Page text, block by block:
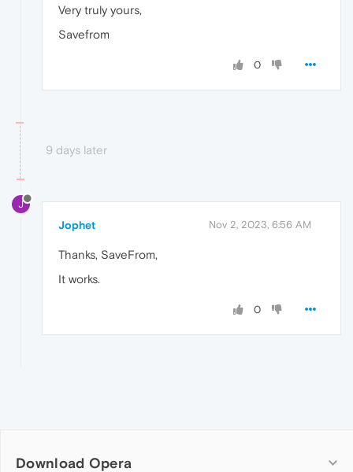
Very truly yours,
Savefrom
0
9 days later
J
Jophet Nov 2, 2023, 6:56 AM
Thanks, SaveFrom,
It works.
0
Download Opera